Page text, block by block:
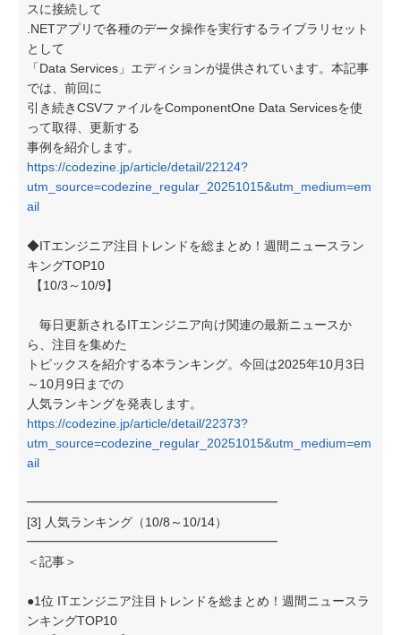
スに接続して
.NETアプリで各種のデータ操作を実行するライブラリセット
として
「Data Services」エディションが提供されています。本記事
では、前回に
引き続きCSVファイルをComponentOne Data Servicesを使
って取得、更新する
事例を紹介します。
https://codezine.jp/article/detail/22124?
utm_source=codezine_regular_20251015&utm_medium=em
ail
◆ITエンジニア注目トレンドを総まとめ！週間ニュースラン
キングTOP10
【10/3～10/9】
毎日更新されるITエンジニア向け関連の最新ニュースか
ら、注目を集めた
トピックスを紹介する本ランキング。今回は2025年10月3日
～10月9日までの
人気ランキングを発表します。
https://codezine.jp/article/detail/22373?
utm_source=codezine_regular_20251015&utm_medium=em
ail
━━━━━━━━━━━━━━━━━━━━
[3] 人気ランキング（10/8～10/14）
━━━━━━━━━━━━━━━━━━━━
＜記事＞
●1位 ITエンジニア注目トレンドを総まとめ！週間ニュースラ
ンキングTOP10